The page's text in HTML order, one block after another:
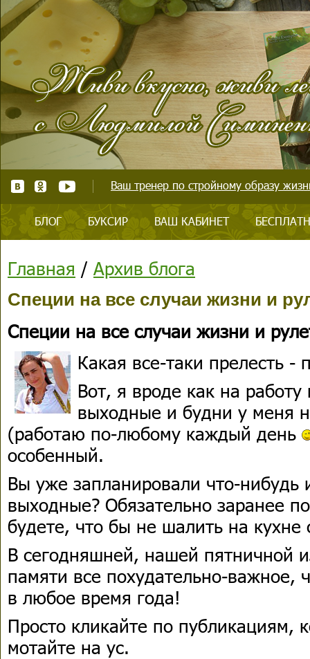
Ваш тренер по стройному образу
БЛОГ БУКСИР ВАШ КАБИНЕТ
Главная / Архив блога
Специи на все случаи жизни и
Специи на все случаи жизни и
Какая все-таки прелесть -
Вот, я вроде как на
выходные и будни у меня
(работаю по-любому каждый день
особенный.
Вы уже запланировали что-нибудь
выходные? Обязательно заранее
будете, что бы не шалить на кухне
В сегодняшней, нашей пятничной
памяти все похудательно-важное,
в любое время года!
Просто кликайте по публикациям,
мотайте на ус.